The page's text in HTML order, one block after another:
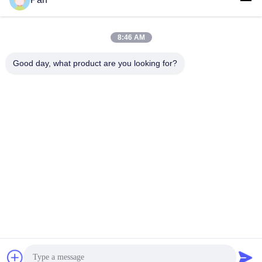
Πάρτε την καλύτερη τιμή
Τηλέφωνο
8:46 AM
Good day, what product are you looking for?